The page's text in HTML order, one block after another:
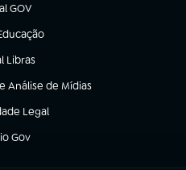
GOV
em nova aba)
nova aba)
Libras
nova aba)
Análise de Mídias
Legal
nova aba)
Gov
em nova aba)